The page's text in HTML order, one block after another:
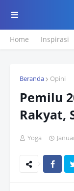
Home Inspirasi
Beranda Opini
Pemilu
Rakyat,
Yoga